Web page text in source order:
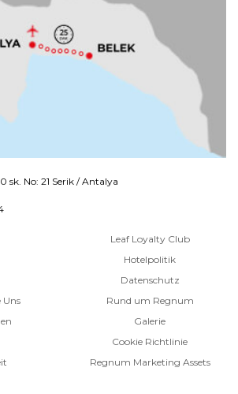
sk. No: 21 Serik / Antalya
Uns
Leaf Loyalty Club
Hotelpolitik
Datenschutz
Rund um Regnum
Galerie
Cookie Richtlinie
Regnum Marketing Assets